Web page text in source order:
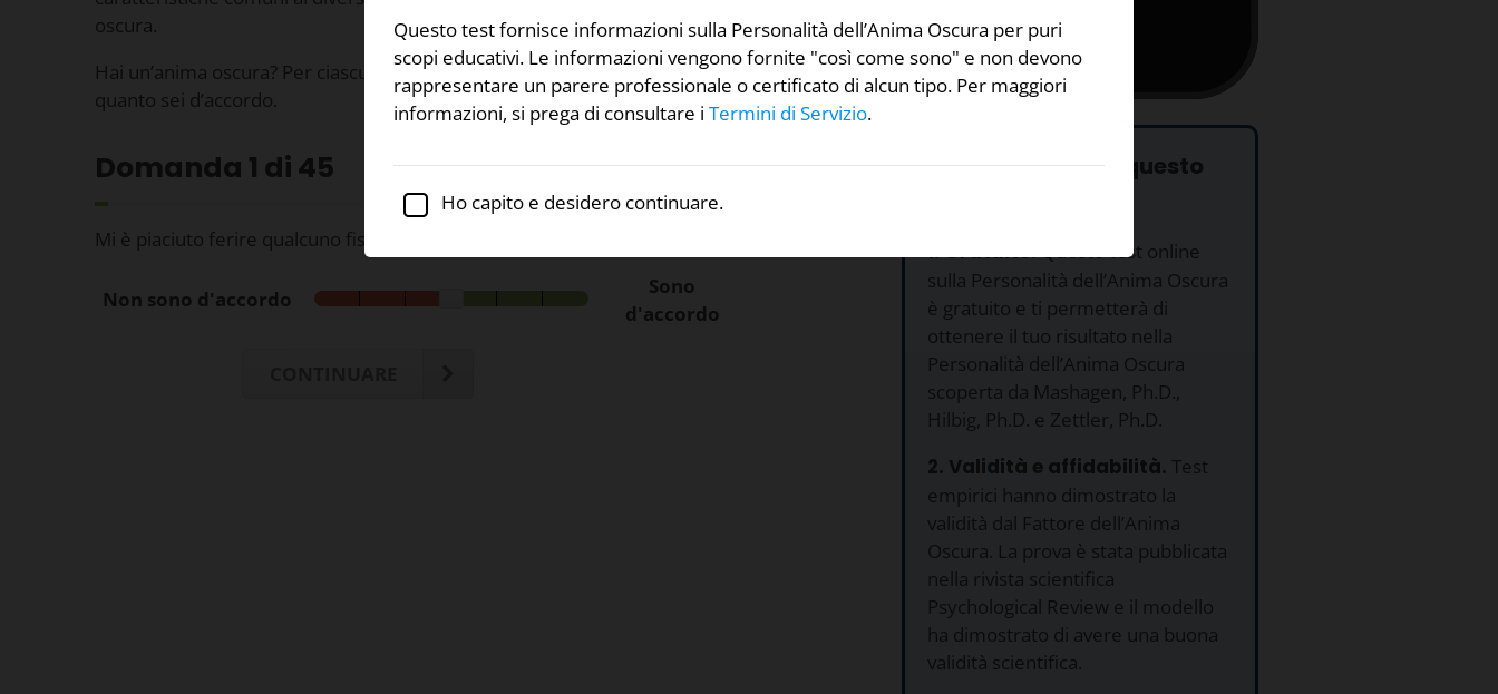
oscura.
Hai un’anima oscura? Per ciascuna delle seguenti affermazioni indica
quanto sei d’accordo.
Domanda 1 di 45
Mi è piaciuto ferire qualcuno fisicamente, sessualmente o emotivamente.
Non sono d'accordo
Sono
d'accordo
Perché utilizzare questo
1. Gratuito.Questo test online
sulla Personalità dell’Anima Oscura
è gratuito e ti permetterà di
ottenere il tuo risultato nella
Personalità dell’Anima Oscura
scoperta da Mashagen, Ph.D.,
Hilbig, Ph.D. e Zettler, Ph.D.
2. Validità e affidabilità. Test
empirici hanno dimostrato la
validità dal Fattore dell’Anima
Oscura. La prova è stata pubblicata
nella rivista scientifica
Psychological Review e il modello
ha dimostrato di avere una buona
validità scientifica.
Questo test fornisce informazioni sulla Personalità dell’Anima Oscura per puri
scopi educativi. Le informazioni vengono fornite "così come sono" e non devono
rappresentare un parere professionale o certificato di alcun tipo. Per maggiori
informazioni, si prega di consultare i Termini di Servizio.
Ho capito e desidero continuare.